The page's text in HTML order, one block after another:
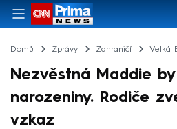
Domů Zprávy Zahraničí Velká
Nezvěstná Maddie
narozeniny. Rodiče
vzkaz